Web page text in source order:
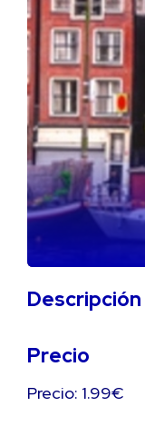
Descripción
Precio
Precio: 1.99€